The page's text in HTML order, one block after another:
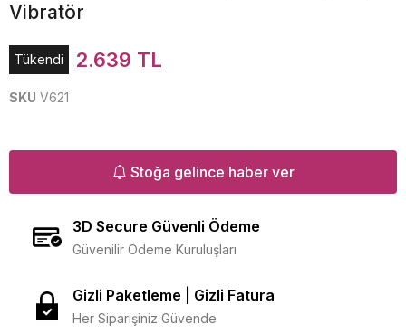
Vibratör
Tükendi 2.639 TL
SKU V621
Stoğa gelince haber ver
3D Secure Güvenli Ödeme
Güvenilir Ödeme Kuruluşları
Gizli Paketleme | Gizli Fatura
Her Siparişiniz Güvende